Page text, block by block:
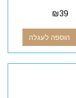
₪39
הוספה לעגלה